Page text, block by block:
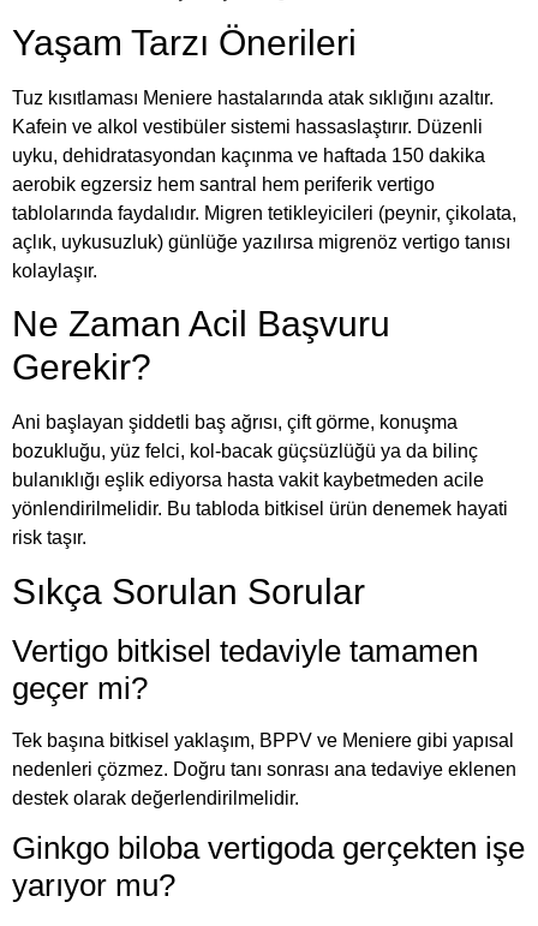
Yaşam Tarzı Önerileri
Tuz kısıtlaması Meniere hastalarında atak sıklığını azaltır.
Kafein ve alkol vestibüler sistemi hassaslaştırır. Düzenli
uyku, dehidratasyondan kaçınma ve haftada 150 dakika
aerobik egzersiz hem santral hem periferik vertigo
tablolarında faydalıdır. Migren tetikleyicileri (peynir, çikolata,
açlık, uykusuzluk) günlüğe yazılırsa migrenöz vertigo tanısı
kolaylaşır.
Ne Zaman Acil Başvuru
Gerekir?
Ani başlayan şiddetli baş ağrısı, çift görme, konuşma
bozukluğu, yüz felci, kol-bacak güçsüzlüğü ya da bilinç
bulanıklığı eşlik ediyorsa hasta vakit kaybetmeden acile
yönlendirilmelidir. Bu tabloda bitkisel ürün denemek hayati
risk taşır.
Sıkça Sorulan Sorular
Vertigo bitkisel tedaviyle tamamen
geçer mi?
Tek başına bitkisel yaklaşım, BPPV ve Meniere gibi yapısal
nedenleri çözmez. Doğru tanı sonrası ana tedaviye eklenen
destek olarak değerlendirilmelidir.
Ginkgo biloba vertigoda gerçekten işe
yarıyor mu?